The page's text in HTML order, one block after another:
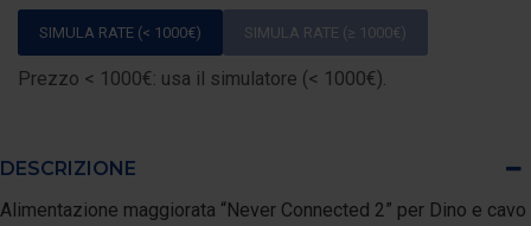
SIMULA RATE (< 1000€) SIMULA RATE (≥ 1000€)
Prezzo < 1000€: usa il simulatore (< 1000€).
DESCRIZIONE
Alimentazione maggiorata “Never Connected 2” per Dino e cavo